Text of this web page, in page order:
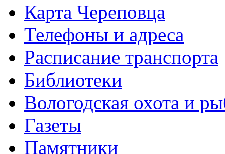
Карта Череповца
Телефоны и адреса
Расписание транспорта
Библиотеки
Вологодская охота и
Газеты
Памятники